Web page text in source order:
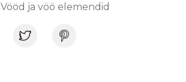
Vööd ja vöö elemendid